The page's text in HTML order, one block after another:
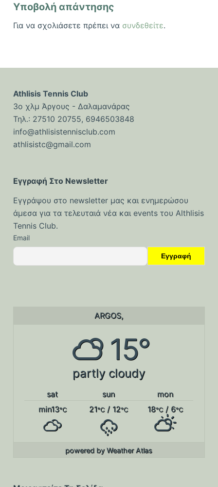
Υποβολή απάντησης
Για να σχολιάσετε πρέπει να συνδεθείτε.
Athlisis Tennis Club
3ο χλμ Άργους - Δαλαμανάρας
Τηλ.: 27510 20755, 6946503848
info@athlisistennisclub.com
athlisistc@gmail.com
Εγγραφή Στο Newsletter
Εγγράψου στο newsletter μας και ενημερώσου
άμεσα για τα τελευταιά νέα και events του Althlisis
Tennis Club.
Email
ARGOS,
15°
partly cloudy
sat sun
mon
min13°C 21°C/ 12°C 18°C/ 6°C
powered byWeather Atlas